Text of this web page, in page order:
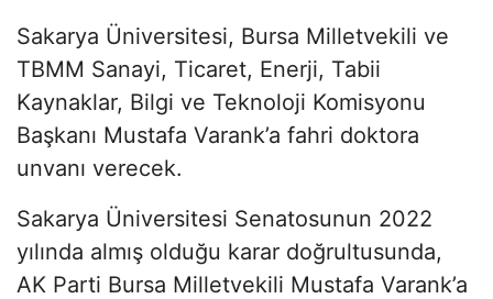
Sakarya Üniversitesi, Bursa Milletvekili ve
TBMM Sanayi, Ticaret, Enerji, Tabii
Kaynaklar, Bilgi ve Teknoloji Komisyonu
Başkanı Mustafa Varank’a fahri doktora
unvanı verecek.
Sakarya Üniversitesi Senatosunun 2022
yılında almış olduğu karar doğrultusunda,
AK Parti Bursa Milletvekili Mustafa Varank’a